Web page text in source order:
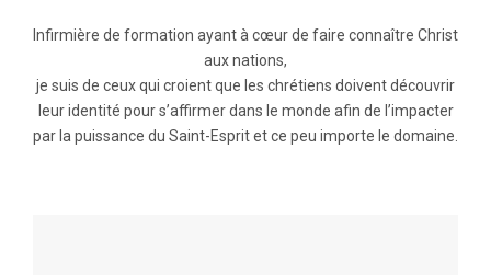
Infirmière de formation ayant à cœur de faire connaître Christ
aux nations,
je suis de ceux qui croient que les chrétiens doivent découvrir
leur identité pour s’affirmer dans le monde afin de l’impacter
par la puissance du Saint-Esprit et ce peu importe le domaine.